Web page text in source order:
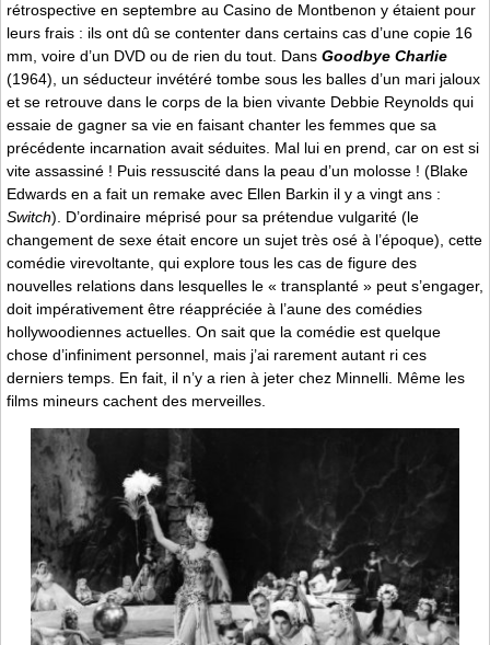
rétrospective en septembre au Casino de Montbenon y étaient pour
leurs frais : ils ont dû se contenter dans certains cas d’une copie 16
mm, voire d’un DVD ou de rien du tout. Dans Goodbye Charlie
(1964), un séducteur invétéré tombe sous les balles d’un mari jaloux
et se retrouve dans le corps de la bien vivante Debbie Reynolds qui
essaie de gagner sa vie en faisant chanter les femmes que sa
précédente incarnation avait séduites. Mal lui en prend, car on est si
vite assassiné ! Puis ressuscité dans la peau d’un molosse ! (Blake
Edwards en a fait un remake avec Ellen Barkin il y a vingt ans :
Switch). D’ordinaire méprisé pour sa prétendue vulgarité (le
changement de sexe était encore un sujet très osé à l’époque), cette
comédie virevoltante, qui explore tous les cas de figure des
nouvelles relations dans lesquelles le « transplanté » peut s’engager,
doit impérativement être réappréciée à l’aune des comédies
hollywoodiennes actuelles. On sait que la comédie est quelque
chose d’infiniment personnel, mais j’ai rarement autant ri ces
derniers temps. En fait, il n’y a rien à jeter chez Minnelli. Même les
films mineurs cachent des merveilles.